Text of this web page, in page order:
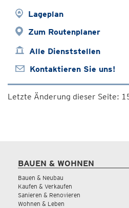
Lageplan
Zum Routenplaner
Alle Dienststellen
Kontaktieren Sie uns!
Letzte Änderung dieser Seite:
BAUEN & WOHNEN
Bauen & Neubau
Kaufen & Verkaufen
Sanieren & Renovieren
Wohnen & Leben